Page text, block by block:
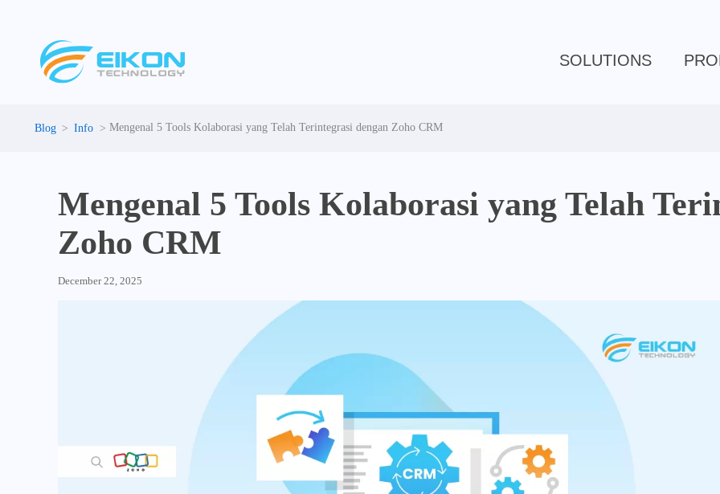
SOLUTIONS
Info Mengenal 5 Tools Kolaborasi yang Telah Terintegrasi dengan Zoho CRM
Mengenal 5 Tools Kolaborasi yang Telah
Zoho CRM
December 22, 2025